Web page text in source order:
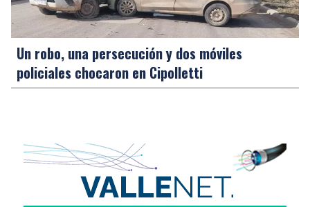
Un robo, una persecución y dos móviles
policiales chocaron en Cipolletti